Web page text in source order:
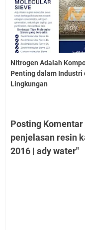
Nitrogen Adalah
Penting dalam Industri
Lingkungan
Posting Komentar
penjelasan resin
2016 | ady water"